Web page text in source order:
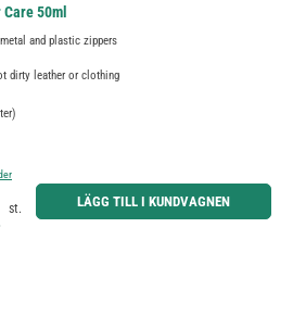
50ml
and plastic zippers
dirty leather or clothing
eller använd knapparna för att öka eller minska kvantiteten.
st. LÄGG TILL I KUNDVAGNEN